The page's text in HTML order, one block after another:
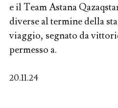
e il Team Astana
diverse al termine della
viaggio, segnato da
permesso a.
20.11.24